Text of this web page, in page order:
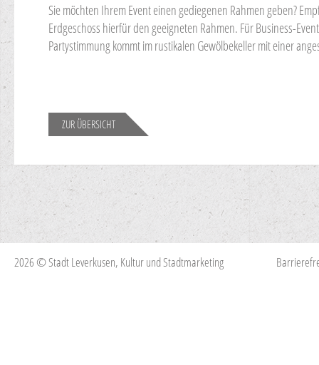
Sie möchten Ihrem Event einen gediegenen Rahmen geben?
Erdgeschoss hierfür den geeigneten Rahmen. Für Business-
Partystimmung kommt im rustikalen Gewölbekeller mit einer
ZUR ÜBERSICHT
2026 © Stadt Leverkusen, Kultur und Stadtmarketing